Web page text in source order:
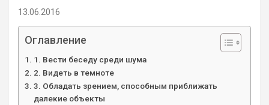
13.06.2016
Оглавление
1. Вести беседу среди шума
2. Видеть в темноте
3. Обладать зрением, способным приближать
далекие объекты